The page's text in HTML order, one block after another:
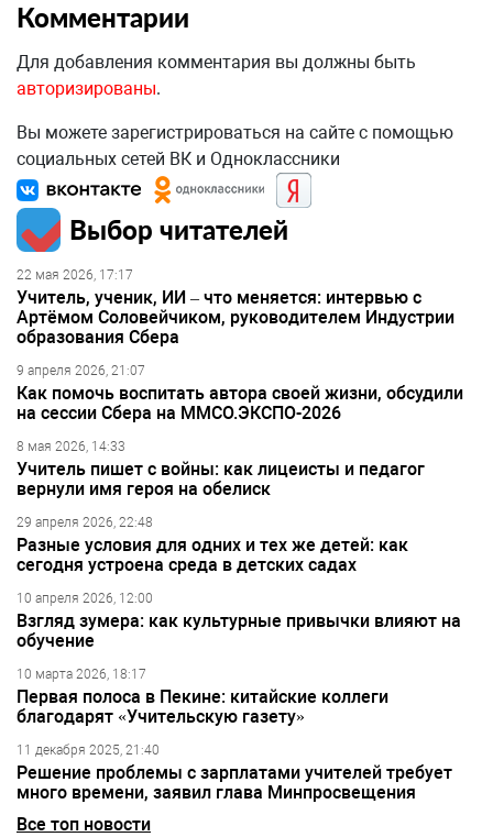
Комментарии
Для добавления комментария вы должны быть
авторизированы.
Вы можете зарегистрироваться на сайте с помощью
социальных сетей ВК и Одноклассники
Выбор читателей
22 мая 2026, 17:17
Учитель, ученик, ИИ – что меняется: интервью с
Артёмом Соловейчиком, руководителем Индустрии
образования Сбера
9 апреля 2026, 21:07
Как помочь воспитать автора своей жизни, обсудили
на сессии Сбера на ММСО.ЭКСПО-2026
8 мая 2026, 14:33
Учитель пишет с войны: как лицеисты и педагог
вернули имя героя на обелиск
29 апреля 2026, 22:48
Разные условия для одних и тех же детей: как
сегодня устроена среда в детских садах
10 апреля 2026, 12:00
Взгляд зумера: как культурные привычки влияют на
обучение
10 марта 2026, 18:17
Первая полоса в Пекине: китайские коллеги
благодарят «Учительскую газету»
11 декабря 2025, 21:40
Решение проблемы с зарплатами учителей требует
много времени, заявил глава Минпросвещения
Все топ новости